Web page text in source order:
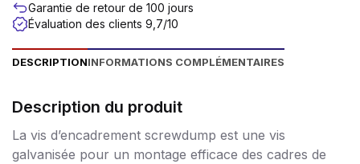
Garantie de retour de 100 jours
Évaluation des clients 9,7/10
DESCRIPTIONINFORMATIONS COMPLÉMENTAIRES
Description du produit
La vis d’encadrement screwdump est une vis
galvanisée pour un montage efficace des cadres de